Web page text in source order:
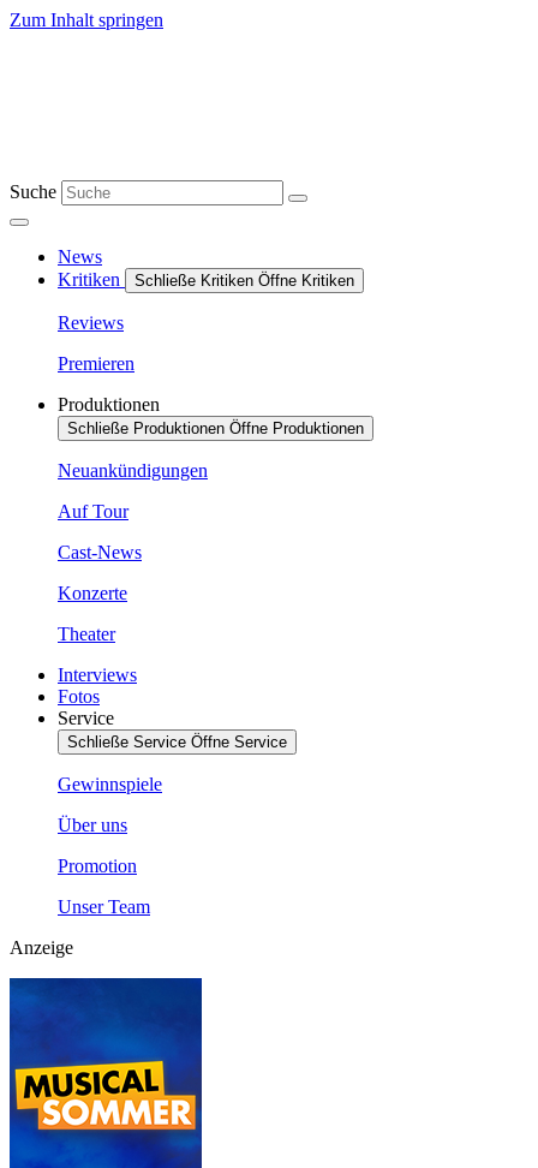
Zum Inhalt springen
Suche
News
Kritiken
Schließe Kritiken Öffne Kritiken
Reviews
Premieren
Produktionen
Schließe Produktionen Öffne Produktionen
Neuankündigungen
Auf Tour
Cast-News
Konzerte
Theater
Interviews
Fotos
Service
Schließe Service Öffne Service
Gewinnspiele
Über uns
Promotion
Unser Team
Anzeige